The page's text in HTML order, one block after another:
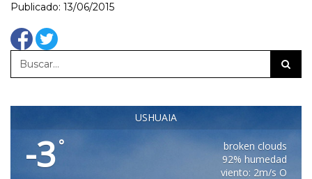
Publicado: 13/06/2015
USHUAIA
-3°
broken clouds
92% humedad
viento: 2m/s O